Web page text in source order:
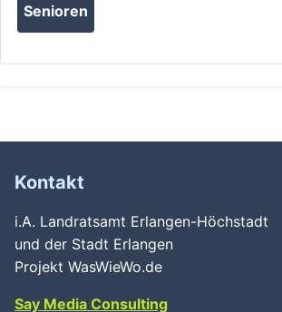
Senioren
Kontakt
i.A. Landratsamt Erlangen-Höchstadt
und der Stadt Erlangen
Projekt WasWieWo.de
Say Media Consulting